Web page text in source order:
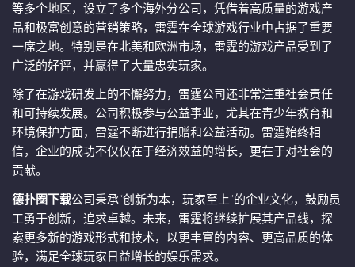
等多个地区，设立了多个海外分公司，凭借着高质量的游戏产
品和极富创意的营销策略，雷霆在全球游戏行业中占据了重要
一席之地。特别是在北美和欧洲市场，雷霆的游戏产品受到了
广泛的好评，并赢得了大量忠实玩家。
除了在游戏研发上的不懈努力，雷霆公司还非常注重社会责任
和可持续发展。公司积极参与公益事业，尤其在青少年教育和
环境保护方面，雷霆不断进行捐赠和公益活动。雷霆始终相
信，企业的成功不仅仅在于经济效益的增长，更在于对社会的
贡献。
德扑圈下载公司秉承“创新为本，玩家至上”的企业文化，鼓励员
工勇于创新，追求卓越。未来，雷霆将继续扩展其产品线，探
索更多新的游戏形式和技术，以更丰富的内容、更高品质的体
验，满足全球玩家日益增长的娱乐需求。